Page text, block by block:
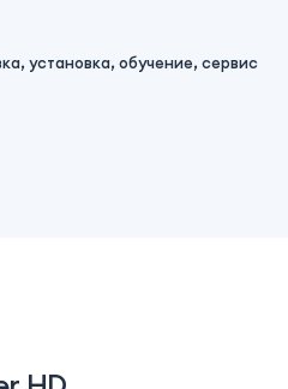
установка, обучение, сервис